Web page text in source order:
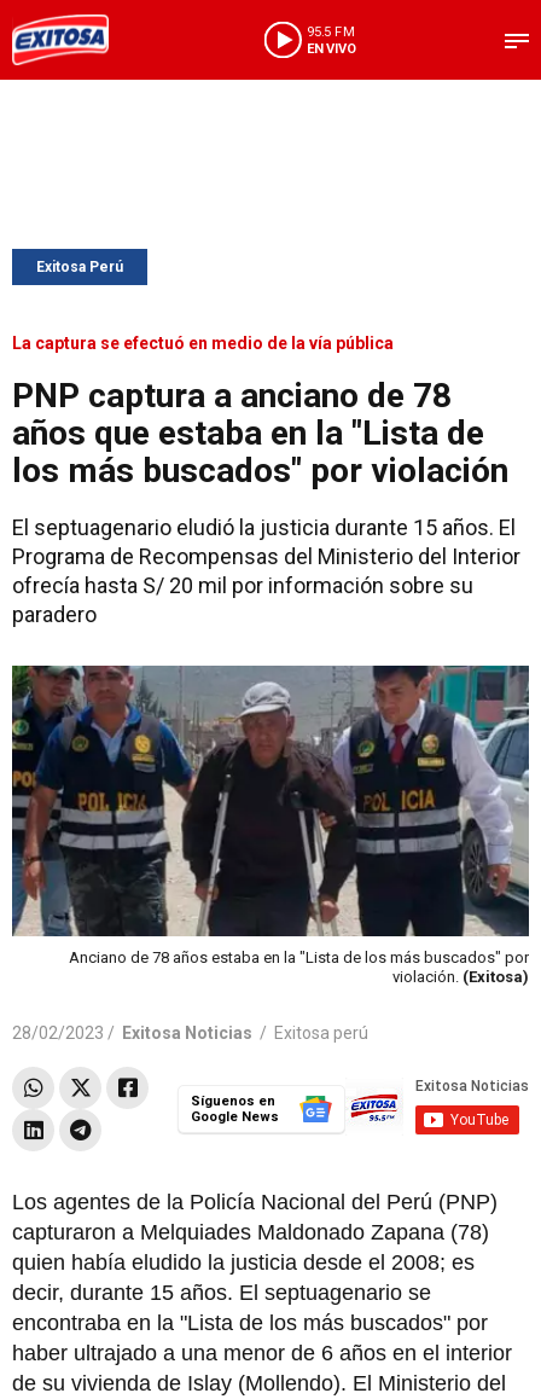
95.5 FM
EN VIVO
Exitosa Perú
La captura se efectuó en medio de la vía pública
PNP captura a anciano de 78
años que estaba en la "Lista de
los más buscados" por violación
El septuagenario eludió la justicia durante 15 años. El
Programa de Recompensas del Ministerio del Interior
ofrecía hasta S/ 20 mil por información sobre su
paradero
Anciano de 78 años estaba en la "Lista de los más buscados" por
violación. (Exitosa)
28/02/2023 / Exitosa Noticias / Exitosa perú
Síguenos en
Google News
Los agentes de la Policía Nacional del Perú (PNP)
capturaron a Melquiades Maldonado Zapana (78)
quien había eludido la justicia desde el 2008; es
decir, durante 15 años. El septuagenario se
encontraba en la "Lista de los más buscados" por
haber ultrajado a una menor de 6 años en el interior
de su vivienda de Islay (Mollendo). El Ministerio del